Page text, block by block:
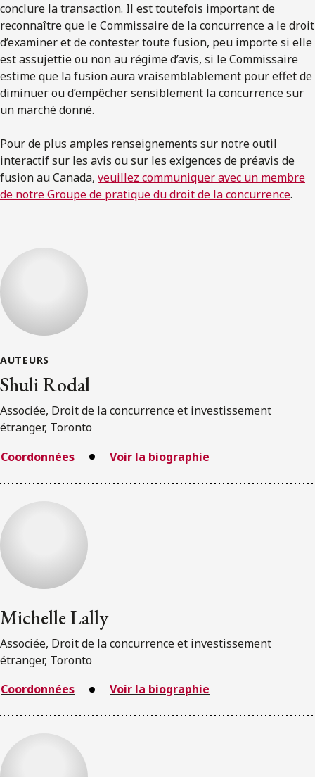
conclure la transaction. Il est toutefois important de
reconnaître que le Commissaire de la concurrence a le droit
d’examiner et de contester toute fusion, peu importe si elle
est assujettie ou non au régime d’avis, si le Commissaire
estime que la fusion aura vraisemblablement pour effet de
diminuer ou d’empêcher sensiblement la concurrence sur
un marché donné.
Pour de plus amples renseignements sur notre outil
interactif sur les avis ou sur les exigences de préavis de
fusion au Canada, veuillez communiquer avec un membre
de notre Groupe de pratique du droit de la concurrence.
AUTEURS
Shuli Rodal
Associée, Droit de la concurrence et investissement
étranger, Toronto
Coordonnées
Voir la biographie
Michelle Lally
Associée, Droit de la concurrence et investissement
étranger, Toronto
Coordonnées
Voir la biographie